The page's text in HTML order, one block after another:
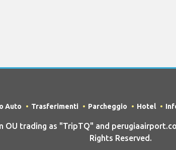
Auto Trasferimenti Parcheggio Hotel
OU trading as "TripTQ" and
Rights Reserved.